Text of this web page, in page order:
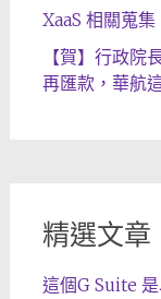
XaaS 相關蒐集
【賀】行政院
再匯款，華航
精選文章
這個G Suite